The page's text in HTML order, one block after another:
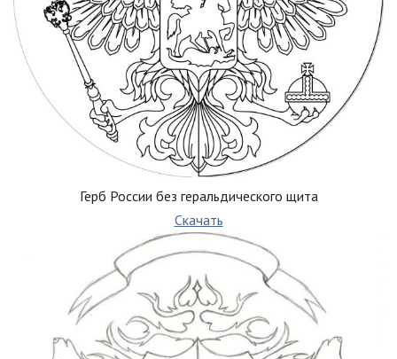
Герб России без геральдического щита
Скачать